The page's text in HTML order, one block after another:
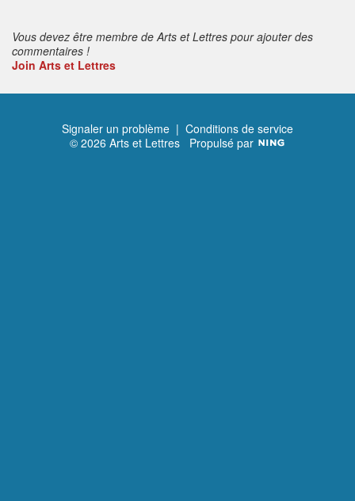
Vous devez être membre de Arts et Lettres pour ajouter des
commentaires !
Join Arts et Lettres
Signaler un problème | Conditions de service
© 2026 Arts et Lettres Propulsé par